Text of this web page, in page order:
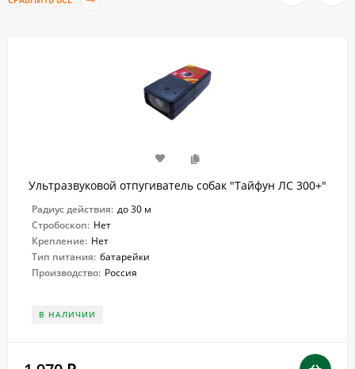
Ультразвуковой отпугиватель собак "Тайфун ЛС 300+"
Радиус действия: до 30 м
Стробоскоп: Нет
Крепление: Нет
Тип питания: батарейки
Производство: Россия
В НАЛИЧИИ